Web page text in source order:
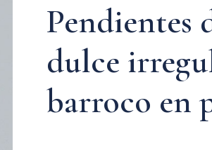
Pendientes
dulce
barroco en